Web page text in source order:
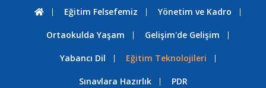
Eğitim Felsefemiz Yönetim ve Kadro
Ortaokulda Yaşam Gelişim'de Gelişim
Yabancı Dil Eğitim Teknolojileri
Sınavlara Hazırlık PDR